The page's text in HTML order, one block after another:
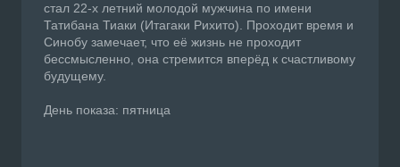
стал 22-х летний молодой мужчина по имени
Татибана Тиаки (Итагаки Рихито). Проходит время и
Синобу замечает, что её жизнь не проходит
бессмысленно, она стремится вперёд к счастливому
будущему.
День показа: пятница